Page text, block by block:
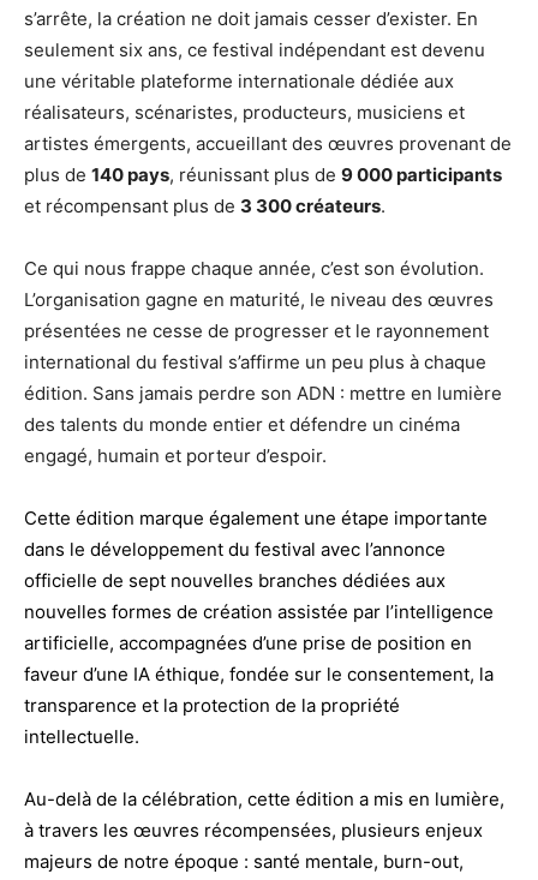
s’arrête, la création ne doit jamais cesser d’exister. En
seulement six ans, ce festival indépendant est devenu
une véritable plateforme internationale dédiée aux
réalisateurs, scénaristes, producteurs, musiciens et
artistes émergents, accueillant des œuvres provenant de
plus de 140 pays, réunissant plus de 9 000 participants
et récompensant plus de 3 300 créateurs.
Ce qui nous frappe chaque année, c’est son évolution.
L’organisation gagne en maturité, le niveau des œuvres
présentées ne cesse de progresser et le rayonnement
international du festival s’affirme un peu plus à chaque
édition. Sans jamais perdre son ADN : mettre en lumière
des talents du monde entier et défendre un cinéma
engagé, humain et porteur d’espoir.
Cette édition marque également une étape importante
dans le développement du festival avec l’annonce
officielle de sept nouvelles branches dédiées aux
nouvelles formes de création assistée par l’intelligence
artificielle, accompagnées d’une prise de position en
faveur d’une IA éthique, fondée sur le consentement, la
transparence et la protection de la propriété
intellectuelle.
Au-delà de la célébration, cette édition a mis en lumière,
à travers les œuvres récompensées, plusieurs enjeux
majeurs de notre époque : santé mentale, burn-out,